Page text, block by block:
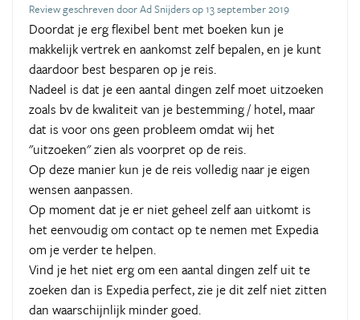
Review geschreven door Ad Snijders op 13 september 2019
Doordat je erg flexibel bent met boeken kun je
makkelijk vertrek en aankomst zelf bepalen, en je kunt
daardoor best besparen op je reis.
Nadeel is dat je een aantal dingen zelf moet uitzoeken
zoals bv de kwaliteit van je bestemming / hotel, maar
dat is voor ons geen probleem omdat wij het
"uitzoeken" zien als voorpret op de reis.
Op deze manier kun je de reis volledig naar je eigen
wensen aanpassen.
Op moment dat je er niet geheel zelf aan uitkomt is
het eenvoudig om contact op te nemen met Expedia
om je verder te helpen.
Vind je het niet erg om een aantal dingen zelf uit te
zoeken dan is Expedia perfect, zie je dit zelf niet zitten
dan waarschijnlijk minder goed.